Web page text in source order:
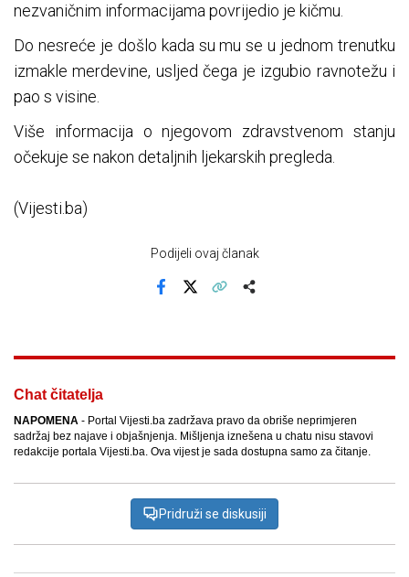
nezvaničnim informacijama povrijedio je kičmu.
Do nesreće je došlo kada su mu se u jednom trenutku
izmakle merdevine, usljed čega je izgubio ravnotežu i
pao s visine.
Više informacija o njegovom zdravstvenom stanju
očekuje se nakon detaljnih ljekarskih pregleda.
(Vijesti.ba)
Podijeli ovaj članak
Chat čitatelja
NAPOMENA - Portal Vijesti.ba zadržava pravo da obriše neprimjeren
sadržaj bez najave i objašnjenja. Mišljenja iznešena u chatu nisu stavovi
redakcije portala Vijesti.ba. Ova vijest je sada dostupna samo za čitanje.
Pridruži se diskusiji